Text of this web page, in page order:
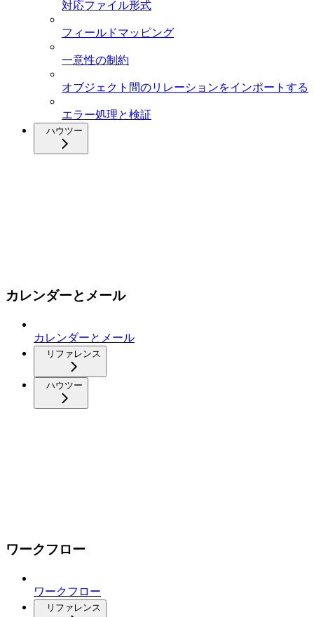
対応ファイル形式
フィールドマッピング
一意性の制約
オブジェクト間のリレーションをインポートする
エラー処理と検証
ハウツー
カレンダーとメール
カレンダーとメール
リファレンス
ハウツー
ワークフロー
ワークフロー
リファレンス